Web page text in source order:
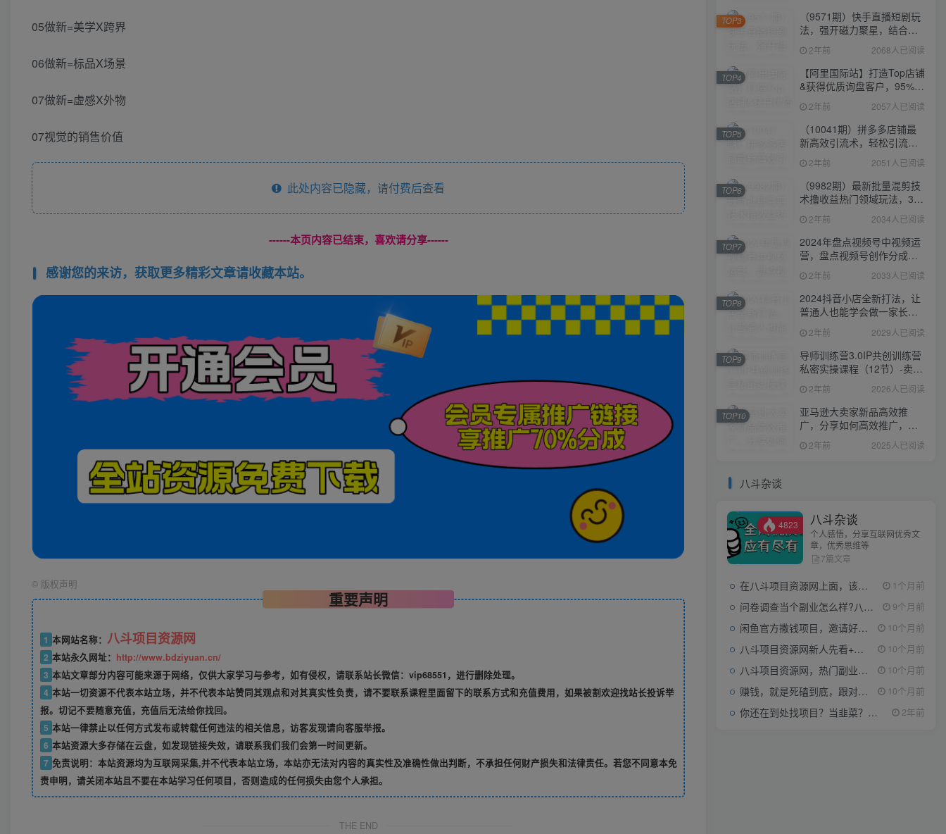
05做新=美学X跨界
06做新=标品X场景
07做新=虚感X外物
07视觉的销售价值
此处内容已隐藏，请付费后查看
------本页内容已结束，喜欢请分享------
感谢您的来访，获取更多精彩文章请收藏本站。
© 版权声明
重要声明
1 本网站名称： 八斗项目资源网
2 本站永久网址： http://www.bdziyuan.cn/
3 本站文章部分内容可能来源于网络，仅供大家学习与参考，如有侵权，请联系站长微信：vip68551，进行删除处理。
4 本站一切资源不代表本站立场，并不代表本站赞同其观点和对其真实性负责，请不要联系课程里面留下的联系方式和充值费用，如果被割欢迎找站长投诉举
报。切记不要随意充值，充值后无法给你找回。
5 本站一律禁止以任何方式发布或转载任何违法的相关信息，访客发现请向客服举报。
6 本站资源大多存储在云盘，如发现链接失效，请联系我们我们会第一时间更新。
7 免责说明：本站资源均为互联网采集,并不代表本站立场，本站亦无法对内容的真实性及准确性做出判断，不承担任何财产损失和法律责任。若您不同意本免
责申明，请关闭本站且不要在本站学习任何项目，否则造成的任何损失由您个人承担。
THE END
（9571期）快手直播短剧玩
法，强开磁力聚星，结合多
种变现方式日入600+
2年前 2068人已阅读
TOP3
【阿里国际站】打造Top店铺
&获得优质询盘客户，​95%的
国际站讲师不会说的运营技
巧 2年前 2057人已阅读
TOP4
（10041期）拼多多店铺最
新高效引流术，轻松引流
400+创业粉，精准日变现五
位数！
2年前 2051人已阅读
TOP5
（9982期）最新批量混剪技
术撸收益热门领域玩法，3分
钟一条原创视频，轻松日入
1000＋
2年前 2034人已阅读
TOP6
2024年盘点视频号中视频运
营，盘点视频号创作分成计
划，快速过原创日入300+
2年前 2033人已阅读
TOP7
2024抖音小店全新打法，让
普通人也能学会做一家长久
稳定赚钱的抖店
2年前 2029人已阅读
TOP8
导师训练营3.0IP共创训练营
私密实操课程（12节）-卖项
目的密码成功秘诀
2年前 2026人已阅读
TOP9
亚马逊大卖家新品高效推
广，分享如何高效推广，打
造百万美金爆款单品
2年前 2025人已阅读
TOP10
八斗杂谈
4823 八斗杂谈
个人感悟，分享互联网优秀文
章，优秀思维等
7篇文章
在八斗项目资源网上面，该看什么类型的赚钱项目 1个月前
问卷调查当个副业怎么样?八斗告诉你 9个月前
闲鱼官方撒钱项目，邀请好友领现金，单价1-8元，0成本可以当个小副业 10个月前
八斗项目资源网新人先看+领取【0撸小项目+互联网工具箱】 10个月前
八斗项目资源网，热门副业项目任你选，每日持续更新 10个月前
赚钱，就是死磕到底，跟对人做对事。 10个月前
你还在到处找项目？当韭菜？我靠项目资源网也能月如过万。 2年前